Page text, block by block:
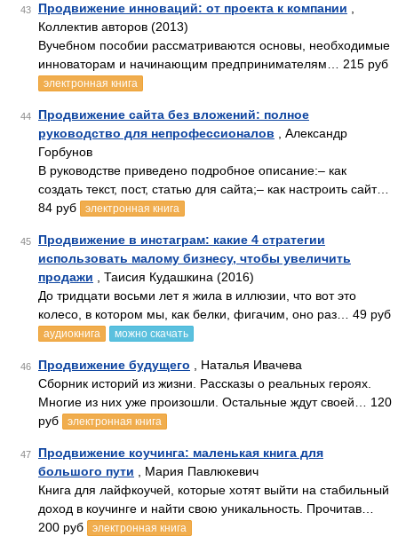
43 Продвижение инноваций: от проекта к компании
Коллектив авторов (2013)
Bучебном пособии рассматриваются основы, необходимые
инноваторам и начинающим предпринимателям… 215 руб
электронная книга
44
Продвижение сайта без вложений: полное
руководство для непрофессионалов , Александр
Горбунов
В руководстве приведено подробное описание:– как
создать текст, пост, статью для сайта;– как настроить сайт…
84 руб
электронная книга
45
Продвижение в инстаграм: какие 4 стратегии
использовать малому бизнесу, чтобы увеличить
продажи , Таисия Кудашкина (2016)
До тридцати восьми лет я жила в иллюзии, что вот это
колесо, в котором мы, как белки, фигачим, оно раз… 49 руб
аудиокнига можно скачать
46 Продвижение будущего , Наталья Ивачева
Сборник историй из жизни. Рассказы о реальных героях.
Многие из них уже произошли. Остальные ждут своей… 120
руб
электронная книга
47
Продвижение коучинга: маленькая книга для
большого пути , Мария Павлюкевич
Книга для лайфкоучей, которые хотят выйти на стабильный
доход в коучинге и найти свою уникальность. Прочитав…
200 руб
электронная книга